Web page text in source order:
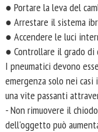
● Portare la leva del
● Arrestare il sistema
● Accendere le luci
● Controllare il grado di
I pneumatici devono
emergenza solo nei casi
una vite passanti
- Non rimuovere il
dell'oggetto può